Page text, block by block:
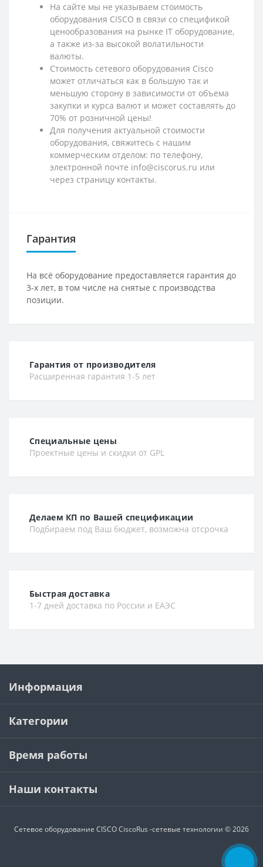
На сайте мы не указываем стоимость
оборудования CISCO в связи со спецификой
ценообразования на рынке IT оборудование,
а также из-за высокой волатильности
валюты.
Стоимость сетевого оборудования Cisco
может отличаться как в большую так и
меньшую сторону в зависимости от объема
закупки и курса валют и может составлять до
70% от розничной цены!
Для получения актуальной стоимости
оборудования, свяжитесь с нашим
коммерческим отделом: по телефону,
электронной почте info@ciscorus.ru или
через страницу контакты.
Гарантия
На всё оборудование предоставляется гарантия до
3-х лет, в том числе на снятые с производства
позиции.
Гарантия от производителя
Расширенная гарантия 1-5 лет
Специальные цены
Проектные цены и скидки от GPL
Делаем КП по Вашей спецификации
Подбираем под Ваш бюджет, возможна отсрочка
Быстрая доставка
1-7 дней доставка по России и ЕАЭС
Информация
Категории
Время работы
Наши контакты
Сетевое оборудование CISCOCiscoRus -сетевые технологии © 2026